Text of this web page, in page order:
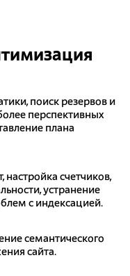
поиск резервов и
перспективных
плана
настройка счетчиков,
устранение
с индексацией.
семантического
сайта.